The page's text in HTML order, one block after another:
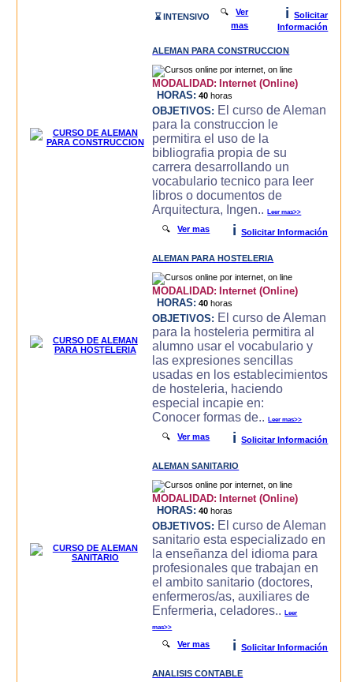
⌛ INTENSIVO 🔍Ver
mas
i
Solicitar
Información
ALEMAN PARA CONSTRUCCION
MODALIDAD: Internet (Online)
HORAS: 40 horas
OBJETIVOS: El curso de Aleman
para la construccion le
permitira el uso de la
bibliografia propia de su
carrera desarrollando un
vocabulario tecnico para leer
libros o documentos de
Arquitectura, Ingen..Leer mas>>
🔍Ver mas i Solicitar Información
ALEMAN PARA HOSTELERIA
MODALIDAD: Internet (Online)
HORAS: 40 horas
OBJETIVOS: El curso de Aleman
para la hosteleria permitira al
alumno usar el vocabulario y
las expresiones sencillas
usadas en los establecimientos
de hosteleria, haciendo
especial incapie en:
Conocer formas de..Leer mas>>
🔍Ver mas i Solicitar Información
ALEMAN SANITARIO
MODALIDAD: Internet (Online)
HORAS: 40 horas
OBJETIVOS: El curso de Aleman
sanitario esta especializado en
la enseñanza del idioma para
profesionales que trabajan en
el ambito sanitario (doctores,
enfermeros/as, auxiliares de
Enfermeria, celadores..Leer
mas>>
🔍Ver mas i Solicitar Información
ANALISIS CONTABLE